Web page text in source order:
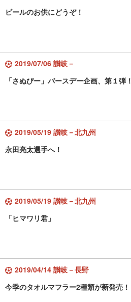
ビールのお供にどうぞ！
2019/07/06 讃岐－
「さぬぴー」バースデー企画、第１弾！
2019/05/19 讃岐－北九州
永田亮太選手へ！
2019/05/19 讃岐－北九州
「ヒマワリ君」
2019/04/14 讃岐－長野
今季のタオルマフラー2種類が新発売！